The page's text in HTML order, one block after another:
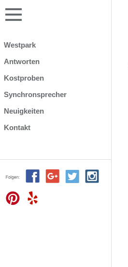
Westpark
Antworten
Kostproben
Synchronsprecher
Neuigkeiten
Kontakt